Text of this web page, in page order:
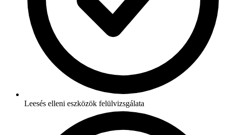
Leesés elleni eszközök felülvizsgálata